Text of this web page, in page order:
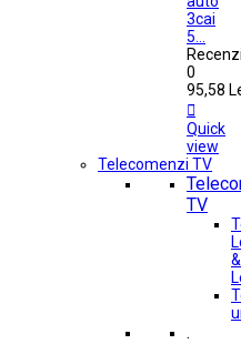
3cai
5...
0
95,58

Quick
view
Telecomenzi TV
TV
&
.